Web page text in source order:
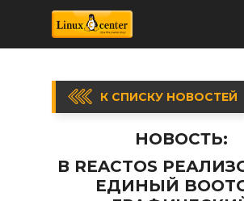
К СПИСКУ НОВОСТЕЙ
НОВОСТЬ:
В REACTOS
ЕДИНЫЙ